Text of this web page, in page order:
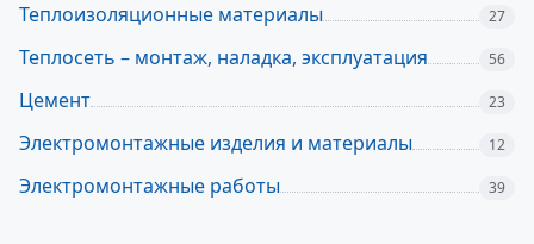
Теплоизоляционные материалы 27
Теплосеть – монтаж, наладка, эксплуатация 56
Цемент 23
Электромонтажные изделия и материалы 12
Электромонтажные работы 39